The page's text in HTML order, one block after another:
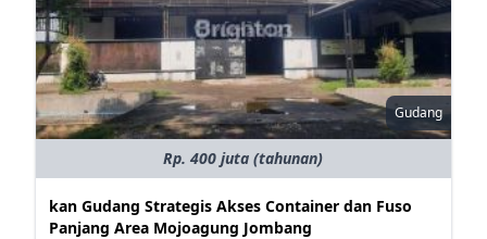
Gudang
Rp. 400 juta (tahunan)
kan Gudang Strategis Akses Container dan Fuso
Panjang Area Mojoagung Jombang